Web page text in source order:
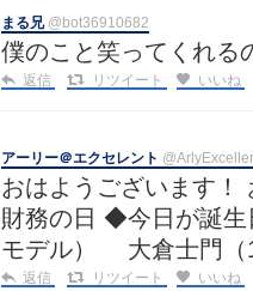
まる兄 @bot36910682
僕のこと笑ってくれる
返信 リツイート いいね
アーリー＠エクセレント
おはようございます
財務の日 ◆今日が誕
モデル） 大倉士門（
返信 リツイート いいね